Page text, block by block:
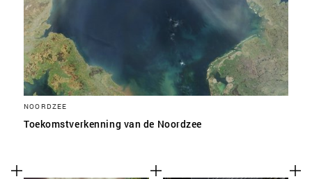
NOORDZEE
Toekomstverkenning van de Noordzee